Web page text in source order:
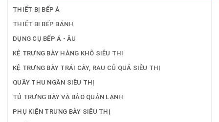
THIẾT BỊ BẾP Á
THIẾT BỊ BẾP BÁNH
DỤNG CỤ BẾP Á - ÂU
KỆ TRƯNG BÀY HÀNG KHÔ SIÊU THỊ
KỆ TRƯNG BÀY TRÁI CÂY, RAU CỦ QUẢ SIÊU THỊ
QUẦY THU NGÂN SIÊU THỊ
TỦ TRƯNG BÀY VÀ BẢO QUẢN LẠNH
PHỤ KIỆN TRƯNG BÀY SIÊU THỊ